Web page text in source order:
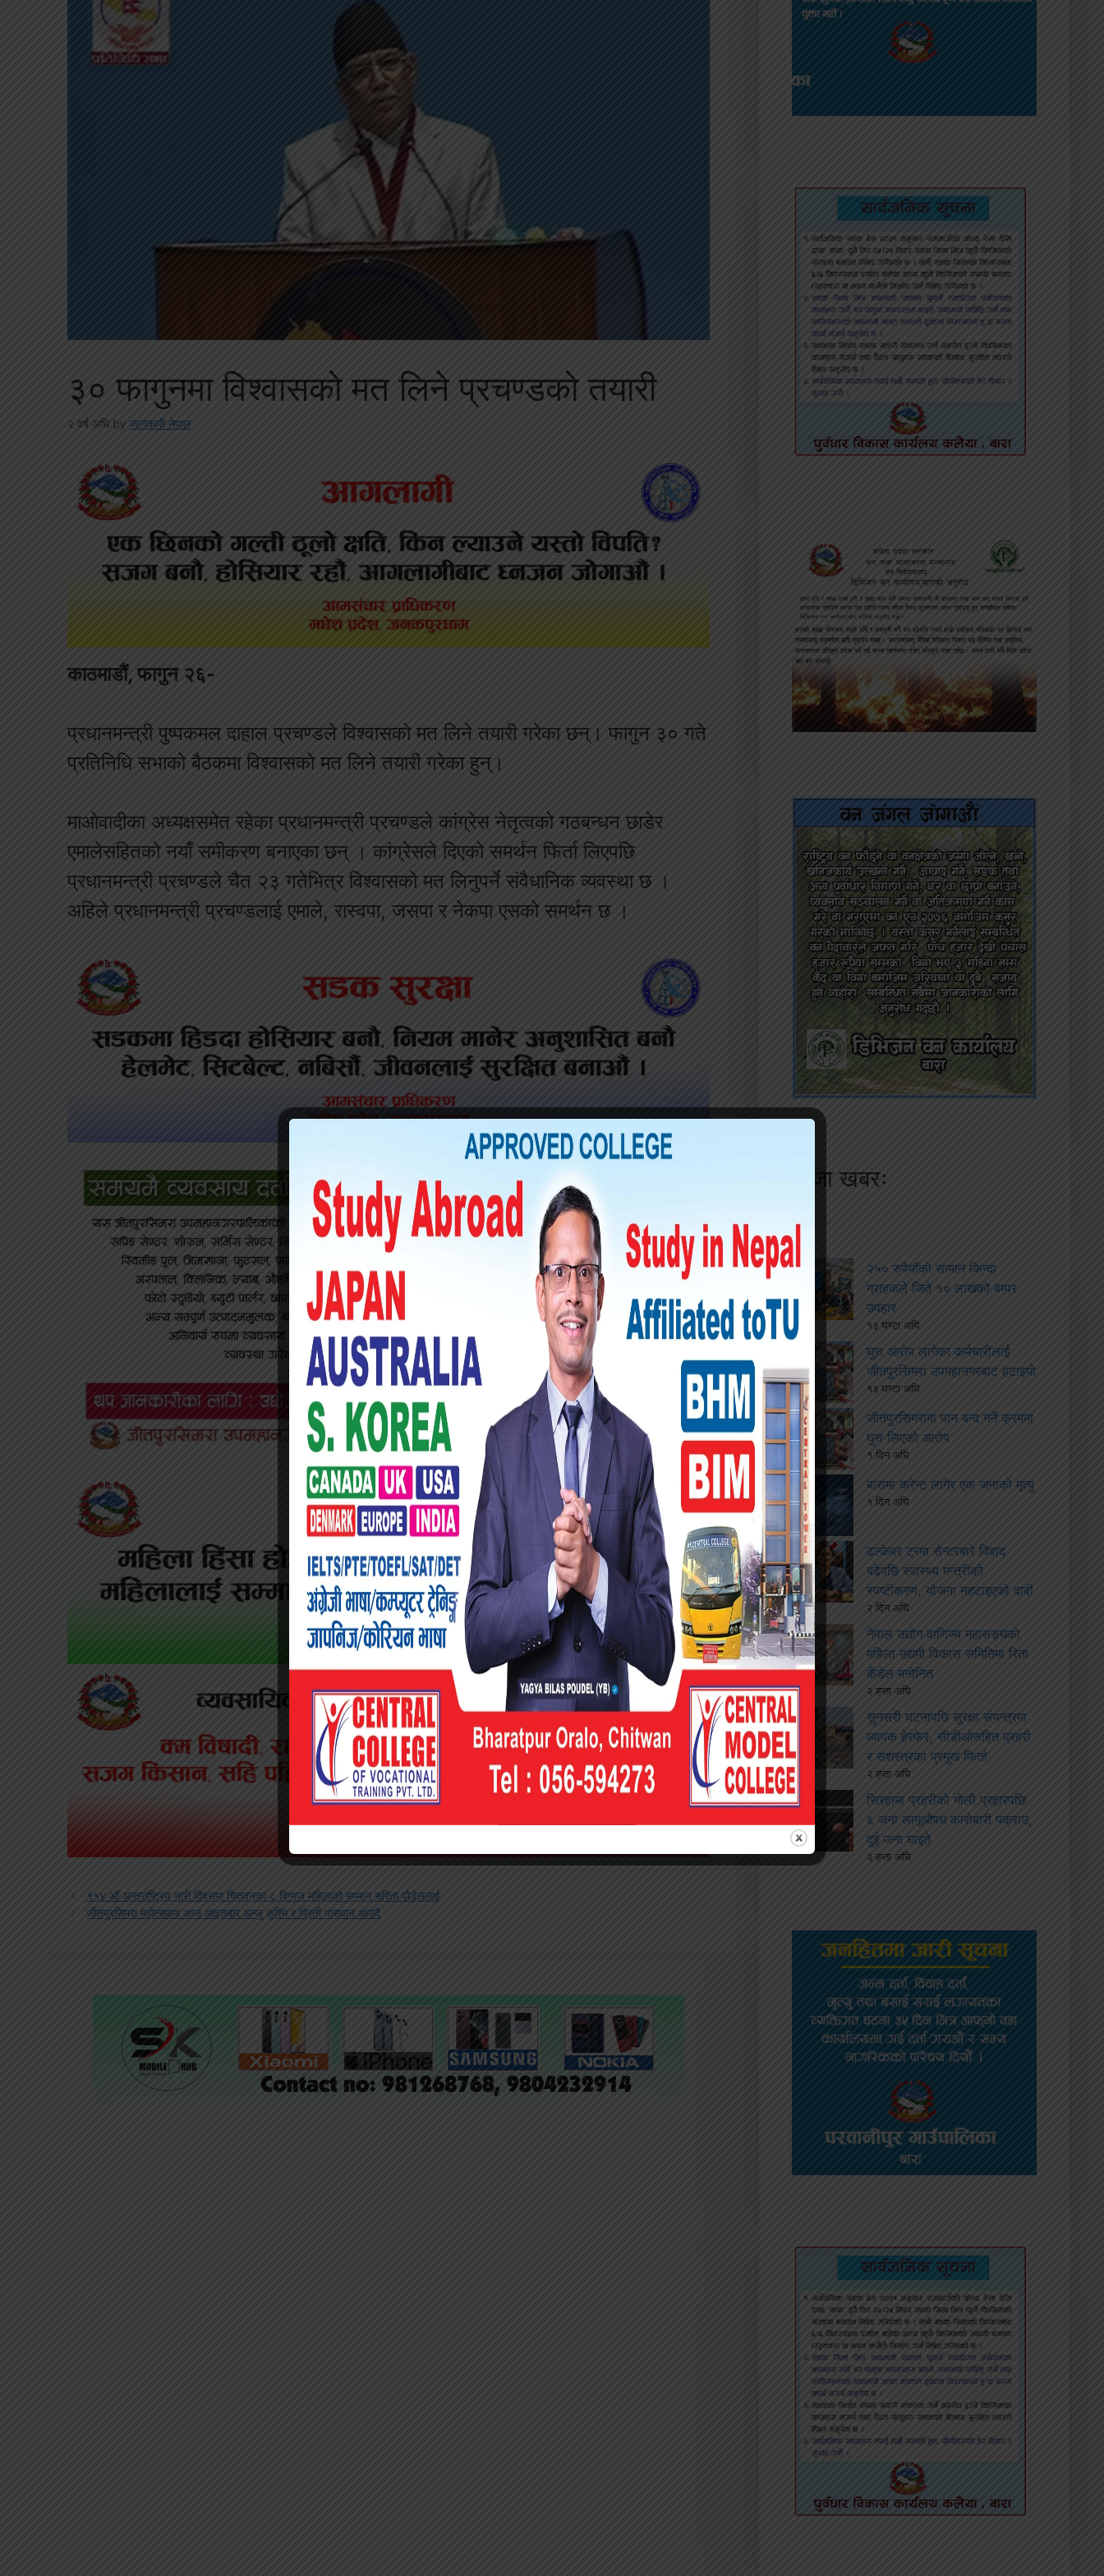
३० फागुनमा विश्वासको मत लिने प्रचण्डको तयारी
२ वर्ष अघि by जानकारी नेपाल
काठमाडौं, फागुन २६-
प्रधानमन्त्री पुष्पकमल दाहाल प्रचण्डले विश्वासको मत लिने तयारी गरेका छन्। फागुन ३० गते
प्रतिनिधि सभाको बैठकमा विश्वासको मत लिने तयारी गरेका हुन्।
माओवादीका अध्यक्षसमेत रहेका प्रधानमन्त्री प्रचण्डले कांग्रेस नेतृत्वको गठबन्धन छाडेर
एमालेसहितको नयाँ समीकरण बनाएका छन् । कांग्रेसले दिएको समर्थन फिर्ता लिएपछि
प्रधानमन्त्री प्रचण्डले चैत २३ गतेभित्र विश्वासको मत लिनुपर्ने संवैधानिक व्यवस्था छ ।
अहिले प्रधानमन्त्री प्रचण्डलाई एमाले, रास्वपा, जसपा र नेकपा एसको समर्थन छ ।
११४ औं अन्तराष्ट्रिय नारी दिवसमा चितवनका ८ दिग्गज महिलाको सम्मान सरिता पौडेललाई
जीतपुरसिमरा महोत्सवमा आज आइतबार अन्जु कुश्मि र प्रिती पासवान आउदै
ताजा खबरः
२५० रुपैयाँको सामान किन्दा
ग्राहकले जिते १० लाखको बम्पर
उपहार
१३ घण्टा अघि
घुस आरोप लागेका कर्मचारीलाई
जीतपुरसिमरा उपमहानगरबाट हटाइयो
१३ घण्टा अघि
जीतपुरसिमरामा पान बन्द गर्ने क्रममा
घुस लिएको आरोप
१ दिन अघि
बारामा करेन्ट लागेर एक जनाको मृत्यु
१ दिन अघि
ढल्केबर ट्रमा सेन्टरबारे विवाद
बढेपछि स्वास्थ्य मन्त्रीको
स्पष्टीकरण, योजना नहटाइएको दाबी
२ दिन अघि
नेपाल उद्योग वाणिज्य महासङ्घको
महिला उद्यमी विकास समितिमा रिता
कँडेल मनोनित
२ हप्ता अघि
सुनसरी घटनापछि सुरक्षा संयन्त्रमा
व्यापक हेरफेर, सीडीओसहित प्रहरी
र सशस्त्रका प्रमुख फिर्ता
२ हप्ता अघि
सिरहामा प्रहरीको गोली प्रहारपछि
६ जना लागूऔषध कारोबारी पक्राउ,
दुई जना घाइते
२ हप्ता अघि